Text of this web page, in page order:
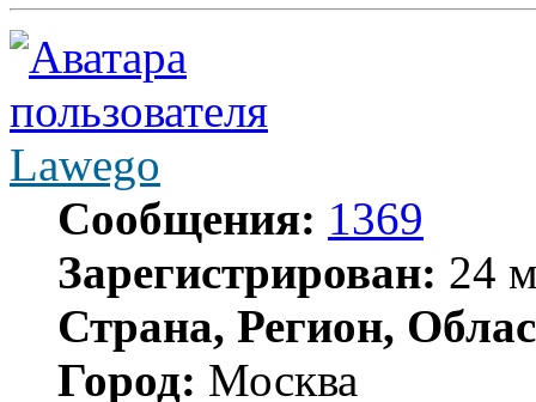
Lawego
Сообщения: 1369
Зарегистрирован: 24
Страна, Регион,
Город: Москва